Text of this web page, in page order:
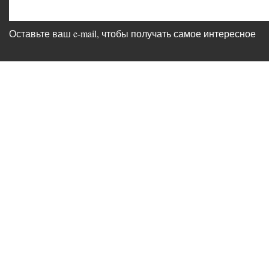
Оставьте ваш e-mail, чтобы получать самое интересное